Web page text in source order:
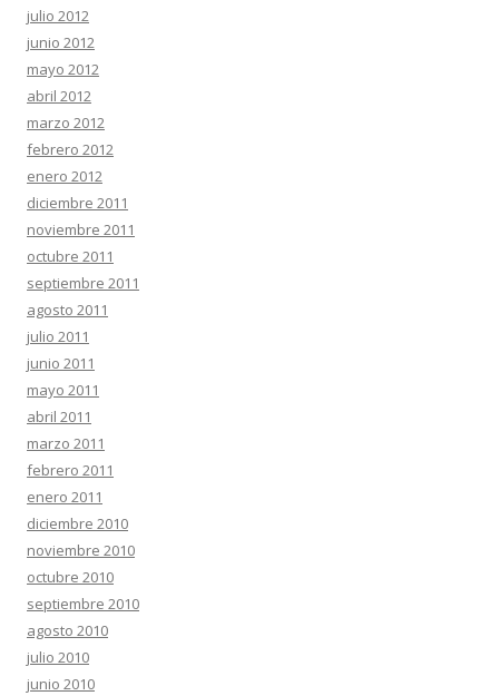
julio 2012
junio 2012
mayo 2012
abril 2012
marzo 2012
febrero 2012
enero 2012
diciembre 2011
noviembre 2011
octubre 2011
septiembre 2011
agosto 2011
julio 2011
junio 2011
mayo 2011
abril 2011
marzo 2011
febrero 2011
enero 2011
diciembre 2010
noviembre 2010
octubre 2010
septiembre 2010
agosto 2010
julio 2010
junio 2010